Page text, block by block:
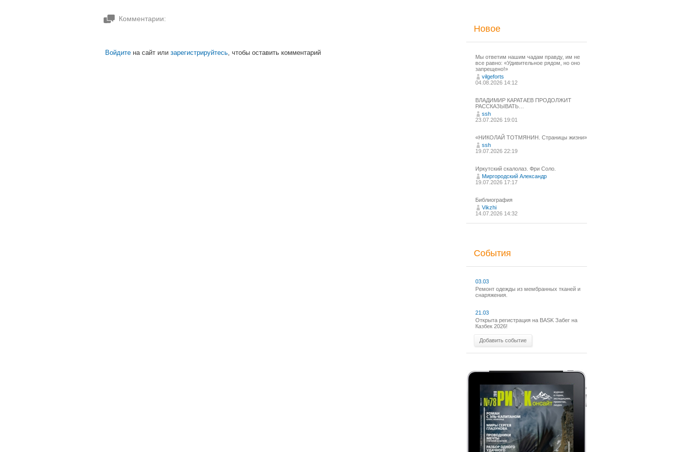
Комментарии:
Войдите на сайт или зарегистрируйтесь, чтобы оставить комментарий
Новое
Мы ответим нашим чадам правду, им не
все равно: «Удивительное рядом, но оно
запрещено!»
vilgeforts
04.08.2026 14:12
ВЛАДИМИР КАРАТАЕВ ПРОДОЛЖИТ
РАССКАЗЫВАТЬ…
ssh
23.07.2026 19:01
«НИКОЛАЙ ТОТМЯНИН. Страницы жизни»
ssh
19.07.2026 22:19
Иркутский скалолаз. Фри Соло.
Миргородский Александр
19.07.2026 17:17
Библиография
Vikzhi
14.07.2026 14:32
События
03.03
Ремонт одежды из мембранных тканей и
снаряжения.
21.03
Открыта регистрация на BASK Забег на
Казбек 2026!
Добавить событие